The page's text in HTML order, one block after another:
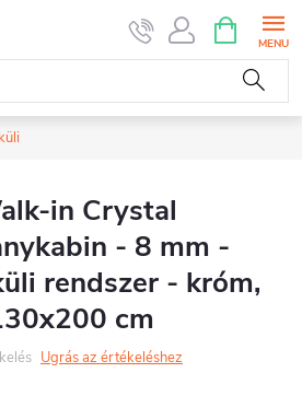
KOSÁR
in Crystal
- 8 mm -
rendszer - króm,
cm
Ugrás az értékeléshez